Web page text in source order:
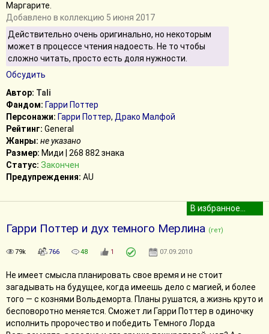
Маргарите.
Добавлено в коллекцию 5 июня 2017
Действительно очень оригинально, но некоторым
может в процессе чтения надоесть. Не то чтобы
сложно читать, просто есть доля нужности.
Обсудить
Автор: Tali
Фандом: Гарри Поттер
Персонажи: Гарри Поттер, Драко Малфой
Рейтинг: General
Жанры: не указано
Размер: Миди | 268 882 знака
Статус: Закончен
Предупреждения: AU
Гарри Поттер и дух темного Мерлина (гет)
79k 766 48 1 07.09.2010
Не имеет смысла планировать свое время и не стоит
загадывать на будущее, когда имеешь дело с магией, и более
того — с кознями Вольдеморта. Планы рушатся, а жизнь круто и
бесповоротно меняется. Сможет ли Гарри Поттер в одиночку
исполнить пророчество и победить Темного Лорда